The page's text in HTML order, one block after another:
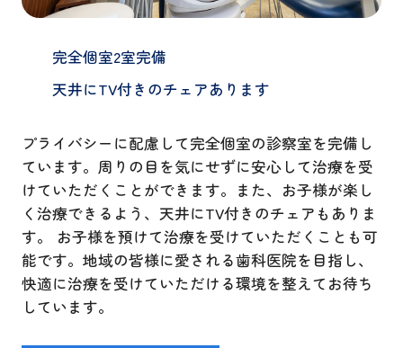
完全個室2室完備
天井にTV付きのチェアあります
プライバシーに配慮して完全個室の診察室を完備し
ています。周りの目を気にせずに安心して治療を受
けていただくことができます。また、お子様が楽し
く治療できるよう、天井にTV付きのチェアもありま
す。 お子様を預けて治療を受けていただくことも可
能です。地域の皆様に愛される歯科医院を目指し、
快適に治療を受けていただける環境を整えてお待ち
しています。